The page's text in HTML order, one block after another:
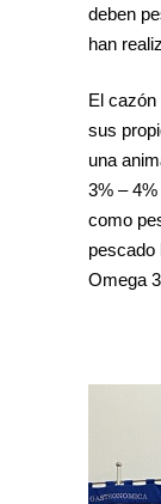
deben
han
El cazón
sus
una
3% –
como
pescado
Omega